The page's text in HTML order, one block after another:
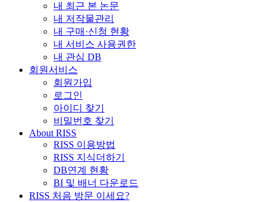
내 최근 본 논문
내 저작물관리
내 구매·신청 현황
내 서비스 사용권한
내 관심 DB
회원서비스
회원가입
로그인
아이디 찾기
비밀번호 찾기
About RISS
RISS 이용방법
RISS 지식더하기
DB연계 현황
BI 및 배너 다운로드
RISS 처음 방문 이세요?